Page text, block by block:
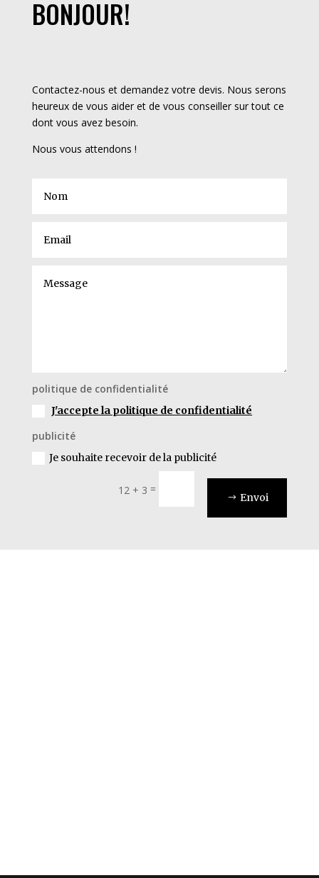
BONJOUR!
Contactez-nous et demandez votre devis. Nous serons
heureux de vous aider et de vous conseiller sur tout ce
dont vous avez besoin.
Nous vous attendons !
politique de confidentialité
J'accepte la politique de confidentialité
publicité
Je souhaite recevoir de la publicité
12 + 3 =
Envoi